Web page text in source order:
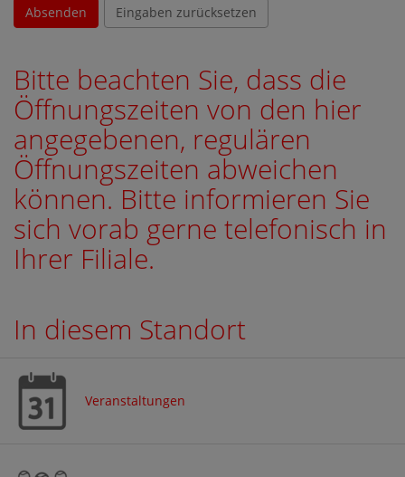
Absenden Eingaben zurücksetzen
Bitte beachten Sie, dass die
Öffnungszeiten von den hier
angegebenen, regulären
Öffnungszeiten abweichen
können. Bitte informieren Sie
sich vorab gerne telefonisch in
Ihrer Filiale.
In diesem Standort
Veranstaltungen